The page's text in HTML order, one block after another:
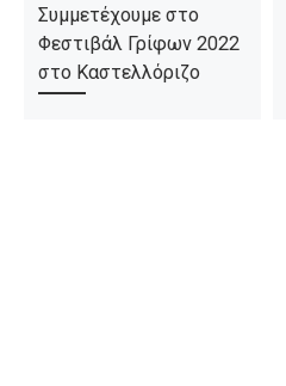
Συμμετέχουμε στο
Φεστιβάλ Γρίφων 2022
στο Καστελλόριζο